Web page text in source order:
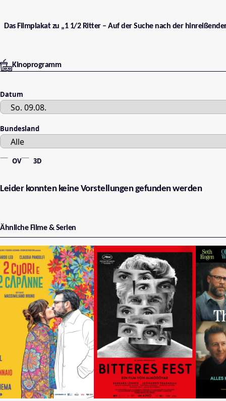
Das Filmplakat zu „1 1/2 Ritter – Auf der Suche nach der
Kinoprogramm
Datum
Bundesland
OV 3D
Leider konnten keine Vorstellungen gefunden werden
Ähnliche Filme & Serien